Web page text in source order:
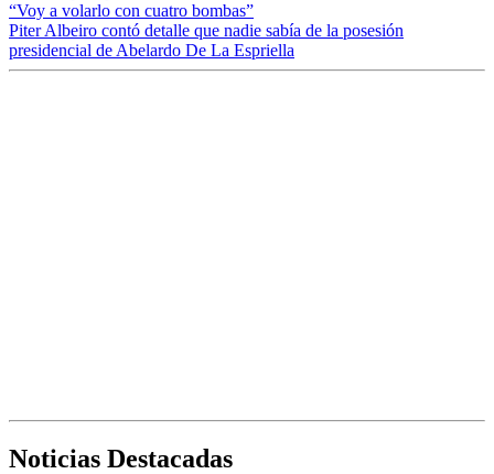
“Voy a volarlo con cuatro bombas”
Piter Albeiro contó detalle que nadie sabía de la posesión
presidencial de Abelardo De La Espriella
Noticias Destacadas